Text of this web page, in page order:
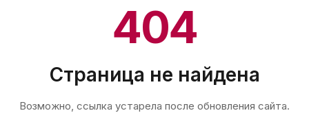
404
Страница не найдена
Возможно, ссылка устарела после обновления сайта.